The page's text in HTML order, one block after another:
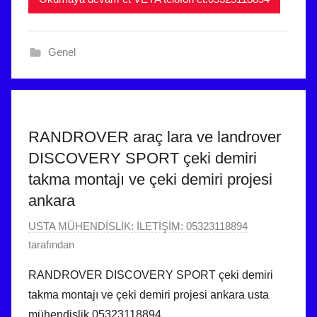
it
r
h
n
d
e
g
ö
d
e
r
Genel
RANDROVER araç lara ve landrover
DISCOVERY SPORT çeki demiri
takma montajı ve çeki demiri projesi
ankara
1
Ş
b
a
USTA MÜHENDİSLİK: İLETİŞİM: 05323118894
tarafından
RANDROVER DISCOVERY SPORT çeki demiri
takma montajı ve çeki demiri projesi ankara usta
mühendislik 05323118894